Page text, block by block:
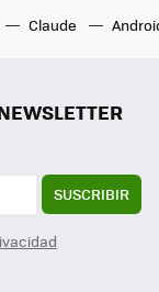
Claude
SUSCRIBIR